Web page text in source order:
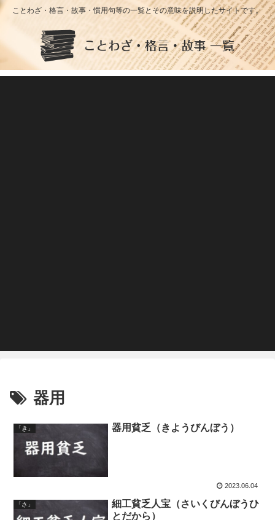
ことわざ・格言・故事・慣用句等の一覧とその意味を説明したサイトです。
器用
「き」 器用貧乏（きようびんぼう）
2023.06.04
「さ」
細工貧乏人宝（さいくびんぼうひ
とだから）